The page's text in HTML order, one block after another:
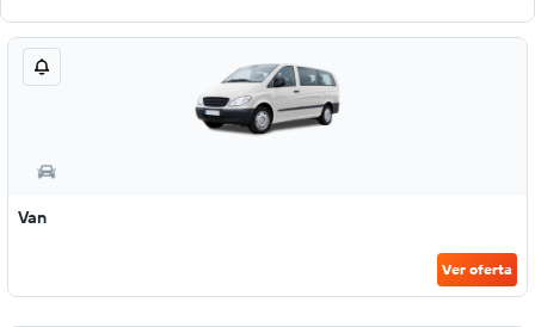
Van
Ver oferta